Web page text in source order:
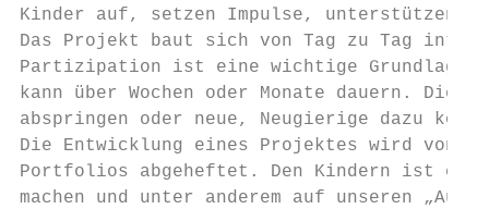
Kinder auf, setzen Impulse, unterstützen
Das Projekt baut sich von Tag zu Tag
Partizipation ist eine wichtige Grundlage
kann über Wochen oder Monate dauern.
abspringen oder neue, Neugierige dazu
Die Entwicklung eines Projektes wird von
Portfolios abgeheftet. Den Kindern ist
machen und unter anderem auf unseren